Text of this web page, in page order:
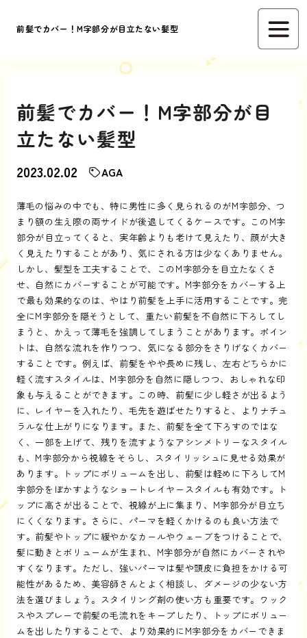
前髪でカバー！M字部分が目立たない髪型
前髪でカバー！M字部分が目
立たない髪型
2023.02.02 AGA
薄毛の悩みの中でも、特に男性に多く見られるのがM字部分、つ
まり額の生え際の両サイドが後退してくるケースです。このM字
部分が目立ってくると、実年齢よりも老けて見えたり、顔が大き
く見えたりすることがあり、気にされる方は少なくありません。
しかし、髪型を工夫することで、このM字部分を目立たなくさ
せ、自然にカバーすることが可能です。M字部分をカバーする上
で最も効果的なのは、やはり前髪を上手に活用することです。完
全にM字部分を隠そうとして、重たい前髪を不自然に下ろしてし
まうと、かえって薄毛を強調してしまうことがあります。ポイン
トは、自然な流れを作りつつ、気になる部分をさりげなくカバー
することです。例えば、前髪をやや長めに残し、左右どちらかに
軽く流すスタイルは、M字部分を自然に隠しつつ、おしゃれな印
象も与えることができます。この時、前髪に少し軽さが出るよう
に、レイヤーを入れたり、毛先を遊ばせたりすると、よりナチュ
ラルな仕上がりになります。また、前髪を全て下ろすのではな
く、一部を上げて、残りを流すようなアシンメトリーなスタイル
も、M字部分から視線をそらし、スタイリッシュに見せる効果が
あります。トップにボリュームを出し、前髪は軽めに下ろしてM
字部分をぼかすようなショートレイヤースタイルも有効です。ト
ップに高さが出ることで、視線が上に集まり、M字部分が目立ち
にくくなります。さらに、パーマを軽くかけるのも良い方法で
す。前髪やトップに緩やかなカールやウェーブをつけることで、
髪に動きとボリュームが生まれ、M字部分が自然にカバーされや
すくなります。ただし、強いパーマは髪や頭皮に負担をかける可
能性があるため、美容師さんとよく相談し、ダメージの少ない方
法を選びましょう。スタイリング剤の使い方も重要です。ワック
スやスプレーで前髪の毛流れをキープしたり、トップにボリュー
ムを出したりすることで、より効果的にM字部分をカバーできま